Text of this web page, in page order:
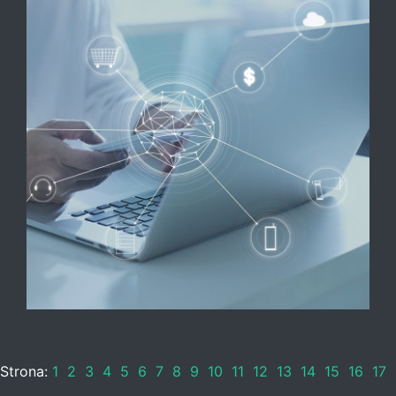
Strona: 1 2 3 4 5 6 7 8 9 10 11 12 13 14 15 16 17